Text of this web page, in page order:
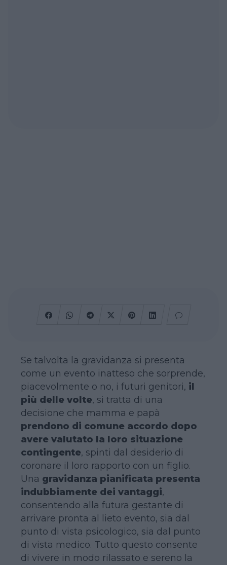
Se talvolta la gravidanza si presenta
come un evento inatteso che sorprende,
piacevolmente o no, i futuri genitori, il
più delle volte, si tratta di una
decisione che mamma e papà
prendono di comune accordo dopo
avere valutato la loro situazione
contingente, spinti dal desiderio di
coronare il loro rapporto con un figlio.
Una gravidanza pianificata presenta
indubbiamente dei vantaggi,
consentendo alla futura gestante di
arrivare pronta al lieto evento, sia dal
punto di vista psicologico, sia dal punto
di vista medico. Tutto questo consente
di vivere in modo rilassato e sereno la